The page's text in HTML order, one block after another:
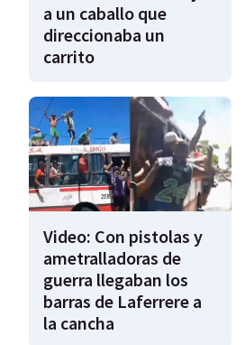
a un caballo que
direccionaba un
carrito
Video: Con pistolas y
ametralladoras de
guerra llegaban los
barras de Laferrere a
la cancha